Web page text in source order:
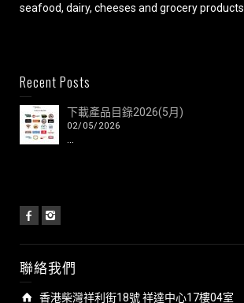
seafood, dairy, cheeses and grocery products
Recent Posts
下載產品目錄2026(5月)
02/05/2026
聯絡我們
香港柴灣祥利街18號 祥達中心17樓04室